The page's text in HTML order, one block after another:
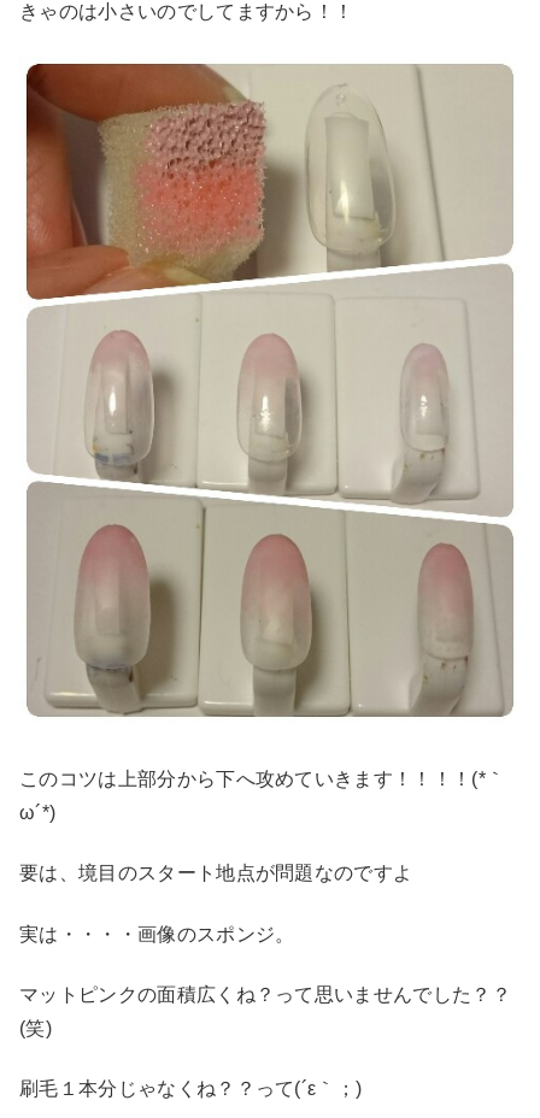
きゃのは小さいのでしてますから！！
このコツは上部分から下へ攻めていきます！！！！(*｀
ω´*)
要は、境目のスタート地点が問題なのですよ
実は・・・・画像のスポンジ。
マットピンクの面積広くね？って思いませんでした？？
(笑)
刷毛１本分じゃなくね？？って(´ε｀；)